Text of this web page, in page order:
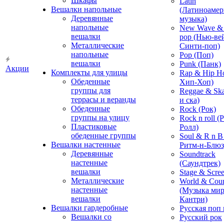
Акции
Вешалки напольные
Деревянные
напольные
вешалки
Металлические
напольные
вешалки
Комплекты для улицы
Обеденные
группы для
террасы и веранды
Обеденные
группы на улицу
Пластиковые
обеденные группы
Вешалки настенные
Деревянные
настенные
вешалки
Металлические
настенные
вешалки
Вешалки гардеробные
Вешалки со
музыка)
New Wave
pop (Нью-
Синти-поп)
Pop (Поп)
Punk (Панк)
Rap & Hip
Хип-Хоп)
Reggae &
и ска)
Rock (Рок)
Rock n roll
Ролл)
Soul & R n
Ритм-н-
Soundtrack
(Саундтрек)
Stage &
World &
(Музыка
Кантри)
Русская поп
Русский рок